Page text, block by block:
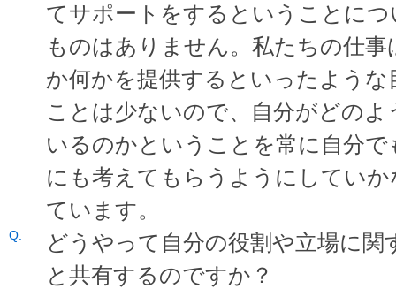
てサポートをするということに
ものはありません。私たちの仕
か何かを提供するといったよう
ことは少ないので、自分がどの
いるのかということを常に自分
にも考えてもらうようにしてい
ています。
どうやって自分の役割や立場に
と共有するのですか？